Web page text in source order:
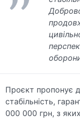
Проєкт пропонує
стабільність,
000 000 грн, з